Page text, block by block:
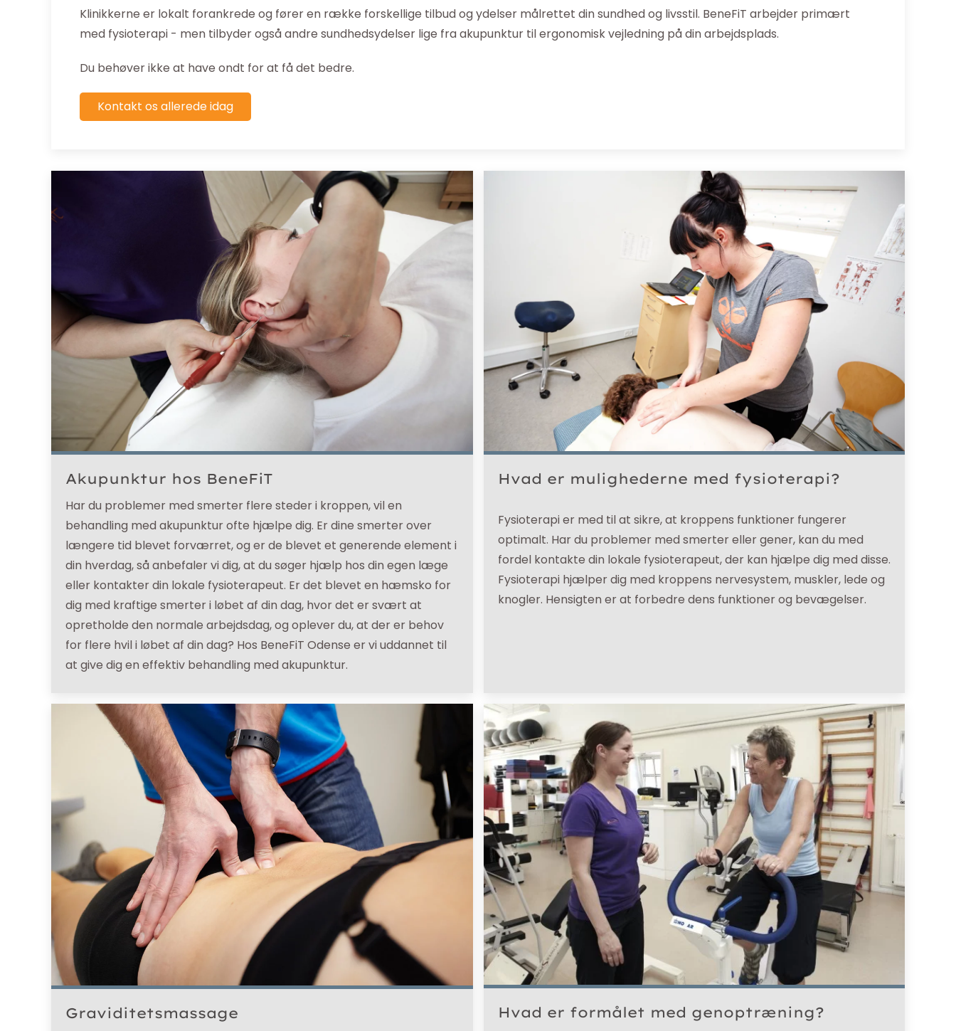
Klinikkerne er lokalt forankrede og fører en række forskellige tilbud og ydelser målrettet din sundhed og livsstil. BeneFiT arbejder primært
med fysioterapi - men tilbyder også andre sundhedsydelser lige fra akupunktur til ergonomisk vejledning på din arbejdsplads.
Du behøver ikke at have ondt for at få det bedre.
Kontakt os allerede idag
Akupunktur hos BeneFiT
Har du problemer med smerter flere steder i kroppen, vil en
behandling med akupunktur ofte hjælpe dig. Er dine smerter over
længere tid blevet forværret, og er de blevet et generende element i
din hverdag, så anbefaler vi dig, at du søger hjælp hos din egen læge
eller kontakter din lokale fysioterapeut. Er det blevet en hæmsko for
dig med kraftige smerter i løbet af din dag, hvor det er svært at
opretholde den normale arbejdsdag, og oplever du, at der er behov
for flere hvil i løbet af din dag? Hos BeneFiT Odense er vi uddannet til
at give dig en effektiv behandling med akupunktur.
Hvad er mulighederne med fysioterapi?
Fysioterapi er med til at sikre, at kroppens funktioner fungerer
optimalt. Har du problemer med smerter eller gener, kan du med
fordel kontakte din lokale fysioterapeut, der kan hjælpe dig med disse.
Fysioterapi hjælper dig med kroppens nervesystem, muskler, lede og
knogler. Hensigten er at forbedre dens funktioner og bevægelser.
Graviditetsmassage Hvad er formålet med genoptræning?